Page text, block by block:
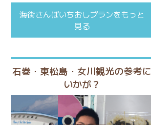
海街さんぽいちおしプランをもっと
見る
石巻・東松島・女川観光の参考に
いかが？